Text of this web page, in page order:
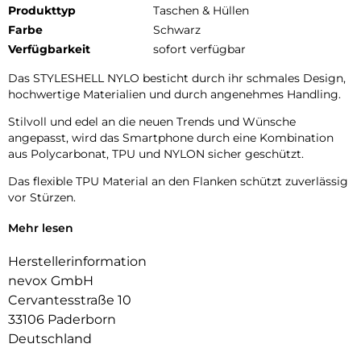
Produkttyp
Taschen & Hüllen
Farbe
Schwarz
Verfügbarkeit
sofort verfügbar
Das STYLESHELL NYLO besticht durch ihr schmales Design,
hochwertige Materialien und durch angenehmes Handling.
Stilvoll und edel an die neuen Trends und Wünsche
angepasst, wird das Smartphone durch eine Kombination
aus Polycarbonat, TPU und NYLON sicher geschützt.
Das flexible TPU Material an den Flanken schützt zuverlässig
vor Stürzen.
Das Display ist durch die seitlichen Flanken geschützt.
geschützt.
Die Anschlüsse, Knöpfe und Kamera bleiben voll zugänglich.
Hochwertiges Schmutzabweisendes Material und langlebige
Zusammensetzung der Materialien.
Mehr lesen
Herstellerinformation
nevox GmbH
Cervantesstraße 10
33106 Paderborn
Deutschland